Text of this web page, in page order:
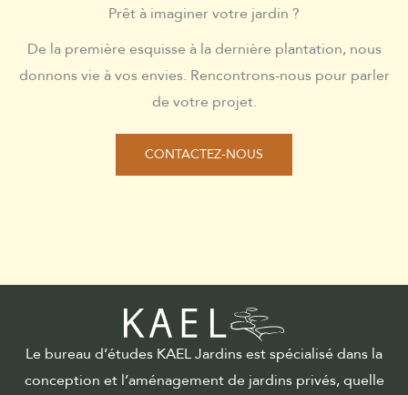
Prêt à imaginer votre jardin ?
De la première esquisse à la dernière plantation, nous
donnons vie à vos envies. Rencontrons-nous pour parler
de votre projet.
CONTACTEZ-NOUS
Le bureau d’études KAEL Jardins est spécialisé dans la
conception et l’aménagement de jardins privés, quelle